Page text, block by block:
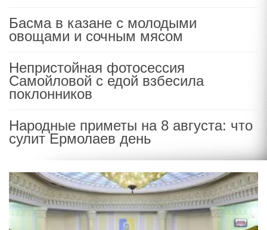
Басма в казане с молодыми
овощами и сочным мясом
Непристойная фотосессия
Самойловой с едой взбесила
поклонников
Народные приметы на 8 августа: что
сулит Ермолаев день